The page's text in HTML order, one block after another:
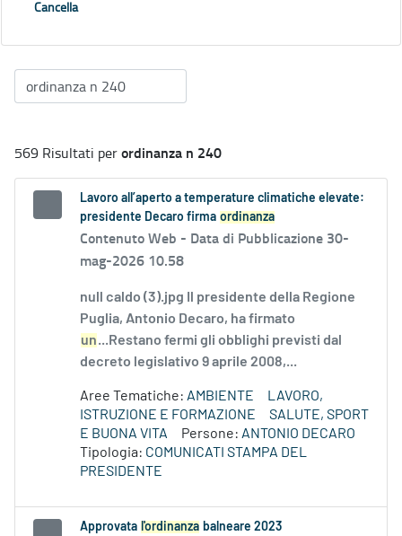
Cancella
569 Risultati perordinanza n 240
Lavoro all’aperto a temperature climatiche elevate:
presidente Decaro firma ordinanza
Contenuto Web - Data di Pubblicazione 30-
mag-2026 10.58
null caldo (3).jpg Il presidente della Regione
Puglia, Antonio Decaro, ha firmato
un...Restano fermi gli obblighi previsti dal
decreto legislativo 9 aprile 2008,...
Aree Tematiche: AMBIENTE
LAVORO,
ISTRUZIONE E FORMAZIONE
SALUTE, SPORT
E BUONA VITA
Persone: ANTONIO DECARO
Tipologia: COMUNICATI STAMPA DEL
PRESIDENTE
Approvata l'ordinanza balneare 2023